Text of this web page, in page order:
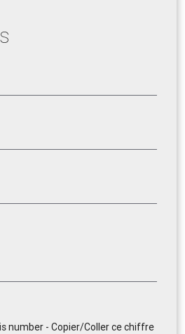
number - Copier/Coller ce chiffre